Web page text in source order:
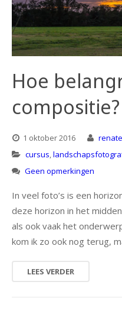
ervaringen
contact
natuur
portret
Hoe
compositie?
1 oktober 2016
cursus,
Geen opmerkingen
In veel foto’s is een
deze horizon in het
als ook vaak het
kom ik zo ook nog terug,
LEES VERDER